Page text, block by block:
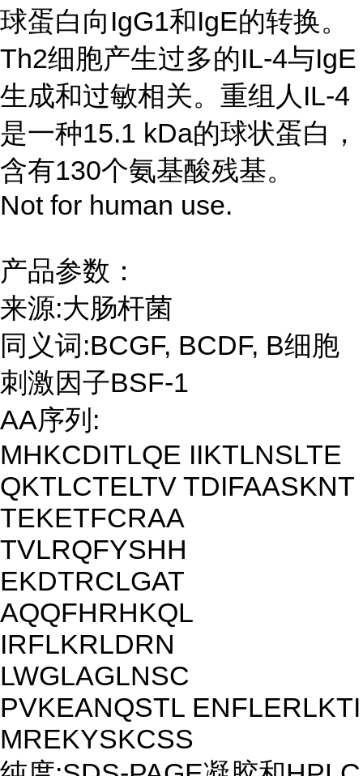
球蛋白向IgG1和IgE的转换。
Th2细胞产生过多的IL-4与IgE
生成和过敏相关。重组人IL-4
是一种15.1 kDa的球状蛋白，
含有130个氨基酸残基。
Not for human use.
产品参数：
来源:大肠杆菌
同义词:BCGF, BCDF, B细胞
刺激因子BSF-1
AA序列:
MHKCDITLQE IIKTLNSLTE
QKTLCTELTV TDIFAASKNT
TEKETFCRAA
TVLRQFYSHH
EKDTRCLGAT
AQQFHRHKQL
IRFLKRLDRN
LWGLAGLNSC
PVKEANQSTL ENFLERLKTI
MREKYSKCSS